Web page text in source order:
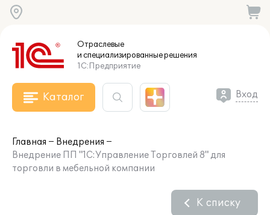
Отраслевые
и специализированныерешения
1С:Предприятие
Каталог Вход
Главная
Внедрения
Внедрение ПП "1С:Управление Торговлей 8" для
торговли в мебельной компании
К списку